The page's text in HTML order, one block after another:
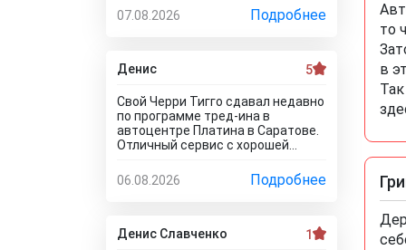
то
в
этот раз попал на конкретные
бабки. После покупки то и делаю,
машиной идеально, а сейчас
гарантийному ремонту. Аферисты
хреновы! Я когда спрашивают где
купить автомобиль в Тольятти
говорю - где угодно но не в
автосалоне М-Авто!
07.08.2026 Подробнее
Денис 5
Свой Черри Тигго сдавал недавно
по программе тред-ина в
автоцентре Платина в Саратове.
Отличный сервис с хорошей
тут специально никто цены не
занижает, все честно и
мне сразу предложили
06.08.2026 Подробнее
Денис Славченко 1